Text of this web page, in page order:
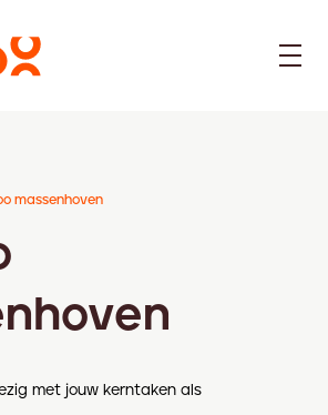
massenhoven
met jouw kerntaken als